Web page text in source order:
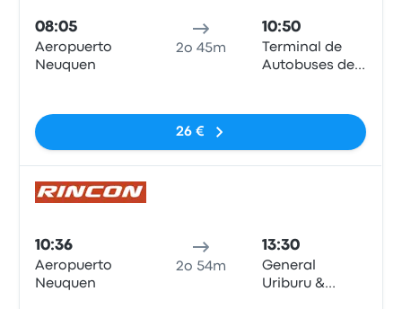
08:05
Aeropuerto
Neuquen
2o 45m
10:50
Terminal de
Autobuses de
26 €
10:36
Aeropuerto
Neuquen
2o 54m
13:30
General
Uriburu &